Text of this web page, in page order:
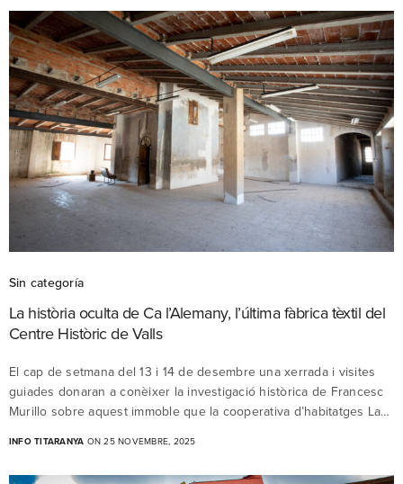
Sin categoría
La història oculta de Ca l’Alemany, l’última fàbrica tèxtil del
Centre Històric de Valls
El cap de setmana del 13 i 14 de desembre una xerrada i visites
guiades donaran a conèixer la investigació històrica de Francesc
Murillo sobre aquest immoble que la cooperativa d’habitatges La…
INFO TITARANYA ON 25 NOVEMBRE, 2025